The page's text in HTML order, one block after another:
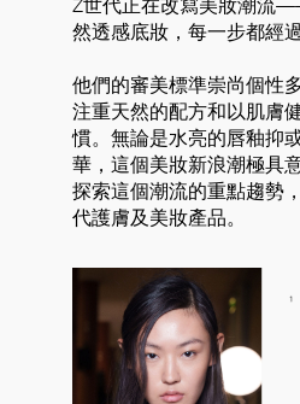
Z世代正在改寫美妝潮流
然透感底妝，每一步都經
他們的審美標準崇尚個性
注重天然的配方和以肌膚
慣。無論是水亮的唇釉抑
華，這個美妝新浪潮極具
探索這個潮流的重點趨勢
代護膚及美妝產品。